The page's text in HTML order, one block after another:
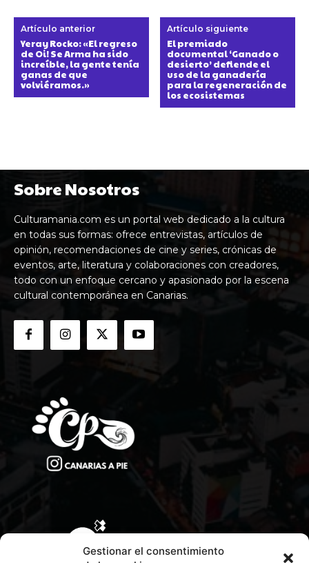
Gestionar el consentimiento
Artículo anterior
Yeray Rocko: «El regreso
de Oi! Se Arma ha sido
increíble, la gente tenía
ganas de que
volviéramos.»
Artículo siguiente
El premiado
documental ‘Ganado o
desierto’ defiende el
uso de la ganadería
para la regeneración de
los ecosistemas
Sobre Nosotros
Culturamania.com es un portal web dedicado a la cultura
en todas sus formas: ofrece entrevistas, artículos de
opinión, recomendaciones de cine y series, crónicas de
eventos, arte, literatura y colaboraciones con creadores,
todo con un enfoque cercano y apasionado por la escena
cultural contemporánea en Canarias.